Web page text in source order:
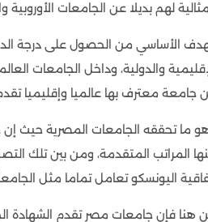
شروط دراسة الدكتوراه في مصر
4
أفضل الجامعات المصرية المعتمدة
5
الجامعات المصرية الخاصة لدراسة
6
أهم الجامعات الأهلية لدراسة
7
عدد سنوات دراسة الدكتوراه في
8
تخصصات دراسة الدكتوراه للطلاب
9
لماذا تختار مصر لدراسة الدكتوراه؟
9.1
الجودة الأكاديمية والتكلفة
لهم بديلا عن الجامعات الأوروبية
الأساسي من الحصول على درجة
والدولية، وداخل الجامعات
جامعة معترف بها عالميا وإقليميا
ما تحققه الجامعات المصرية حيث إن
اليونسكو تعامل تماما مثل
هنا فإن جامعات مصر تقدم الشهادة